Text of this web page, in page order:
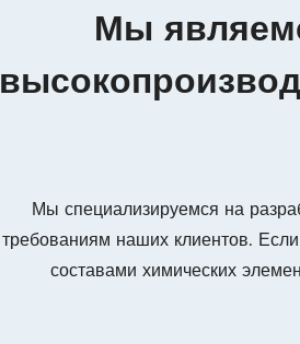
Мы
Мы специализируемся на
требованиям наших клиентов.
составами химических